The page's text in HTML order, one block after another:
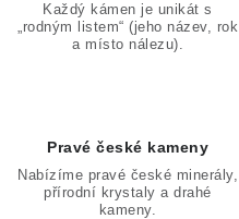
Každý kámen je unikát s
„rodným listem“ (jeho název, rok
a místo nálezu).
Pravé české kameny
Nabízíme pravé české minerály,
přírodní krystaly a drahé
kameny.